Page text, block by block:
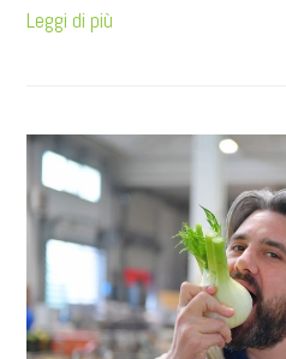
Leggi di più